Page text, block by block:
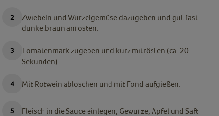
Zwiebeln und Wurzelgemüse dazugeben und gut fast
dunkelbraun anrösten.
Tomatenmark zugeben und kurz mitrösten (ca. 20
Sekunden).
Mit Rotwein ablöschen und mit Fond aufgießen.
Fleisch in die Sauce einlegen, Gewürze, Apfel und Saft